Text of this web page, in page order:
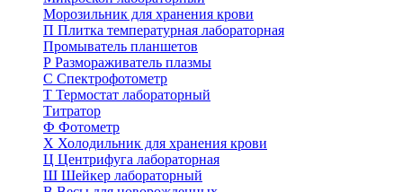
Морозильник для хранения крови
П Плитка температурная лабораторная
Промыватель планшетов
Р Размораживатель плазмы
С Спектрофотометр
Т Термостат лабораторный
Титратор
Ф Фотометр
Х Холодильник для хранения крови
Ц Центрифуга лабораторная
Ш Шейкер лабораторный